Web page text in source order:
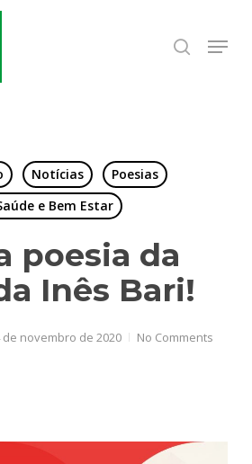
search
Menu
Notícias
Poesias
e Bem Estar
poesia da
Inês Bari!
de novembro de 2020 No Comments
Close